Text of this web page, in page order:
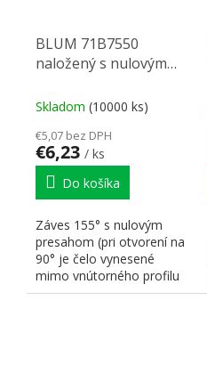
BLUM 71B7550
naložený s nulovým
Blumotion, skrutka
Skladom (10000 ks)
€5,07 bez DPH
€6,23 / ks
Do košíka
Záves 155° s nulovým
presahom (pri otvorení na
90° je čelo vynesené
mimo vnútorného profilu
korpusu o 2,3mm -